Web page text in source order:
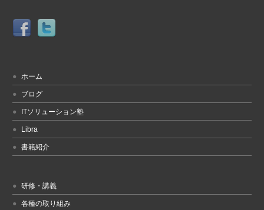
ホーム
ブログ
ITソリューション塾
Libra
書籍紹介
研修・講義
各種の取り組み